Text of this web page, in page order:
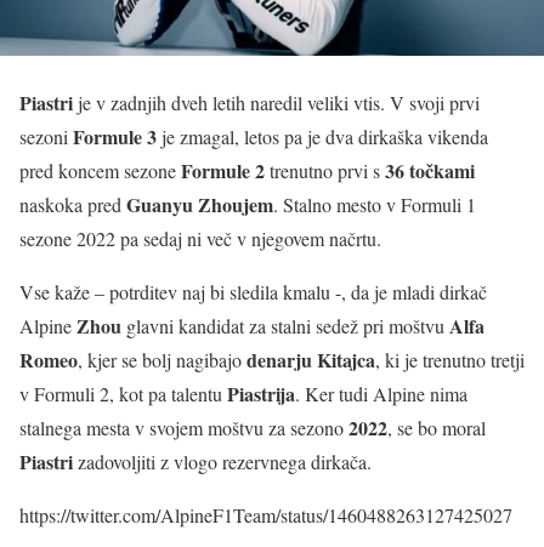
Piastrije v zadnjih dveh letih naredil veliki vtis. V svoji prvi
sezoni Formule 3je zmagal, letos pa je dva dirkaška vikenda
pred koncem sezoneFormule 2trenutno prvi s36 točkami
naskoka pred Guanyu Zhoujem. Stalno mesto v Formuli 1
sezone 2022 pa sedaj ni več v njegovem načrtu.
Vse kaže – potrditev naj bi sledila kmalu -, da je mladi dirkač
Alpine Zhou glavni kandidat za stalni sedež pri moštvu Alfa
Romeo, kjer se bolj nagibajodenarju Kitajca, ki je trenutno tretji
v Formuli 2, kot pa talentu Piastrija. Ker tudi Alpine nima
stalnega mesta v svojem moštvu za sezono2022, se bo moral
Piastrizadovoljiti z vlogo rezervnega dirkača.
https://twitter.com/AlpineF1Team/status/1460488263127425027